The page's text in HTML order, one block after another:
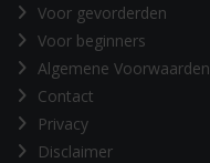
Voor gevorderden
Voor beginners
Algemene Voorwaarden
Contact
Privacy
Disclaimer